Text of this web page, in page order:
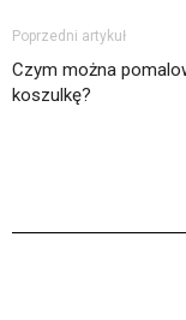
Poprzedni artykuł
Czym można
koszulkę?